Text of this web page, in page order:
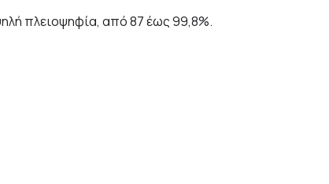
πλειοψηφία, από 87 έως 99,8%.